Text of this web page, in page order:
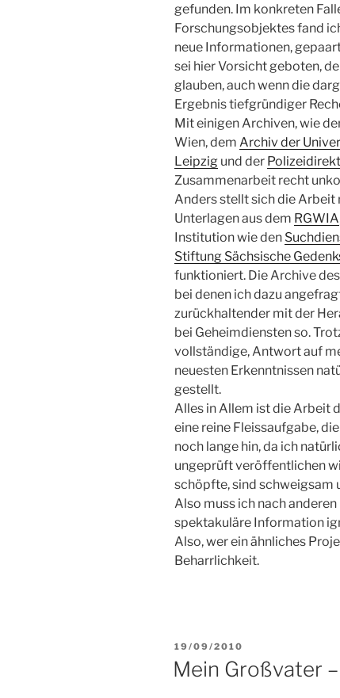
gefunden. Im konkreten
Forschungsobjektes fand
neue Informationen,
sei hier Vorsicht geboten,
glauben, auch wenn die
Ergebnis tiefgründiger
Mit einigen Archiven, wie
Wien, dem Archiv der
Leipzig und der
Zusammenarbeit recht
Anders stellt sich die Arbeit
Unterlagen aus dem RGWIA
Institution wie den
Stiftung Sächsische
funktioniert. Die Archive des
bei denen ich dazu
zurückhaltender mit der
bei Geheimdiensten so.
vollständige, Antwort auf
neuesten Erkenntnissen
gestellt.
Alles in Allem ist die Arbeit
eine reine Fleissaufgabe,
noch lange hin, da ich
ungeprüft veröffentlichen
schöpfte, sind schweigsam
Also muss ich nach
spektakuläre Information
Also, wer ein ähnliches
Beharrlichkeit.
VERÖFFENTLICHT
19/09/2010
Mein Großvater